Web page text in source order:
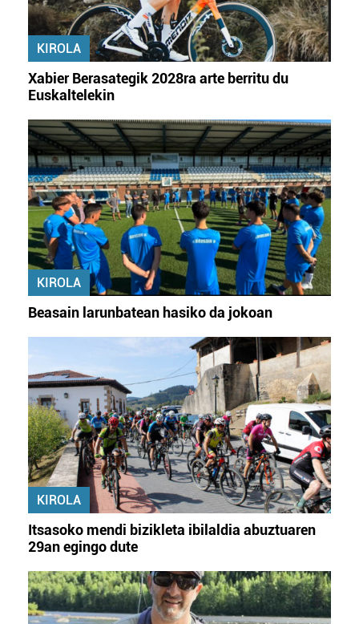
KIROLA
Xabier Berasategik 2028ra arte berritu du
Euskaltelekin
KIROLA
Beasain larunbatean hasiko da jokoan
KIROLA
Itsasoko mendi bizikleta ibilaldia abuztuaren
29an egingo dute